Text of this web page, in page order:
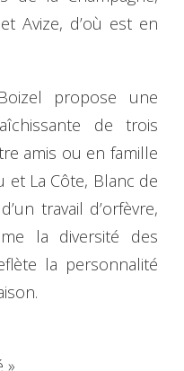
Avize, d’où est en
propose une
de trois
amis ou en famille
et La Côte, Blanc de
travail d’orfèvre,
la diversité des
la personnalité
»